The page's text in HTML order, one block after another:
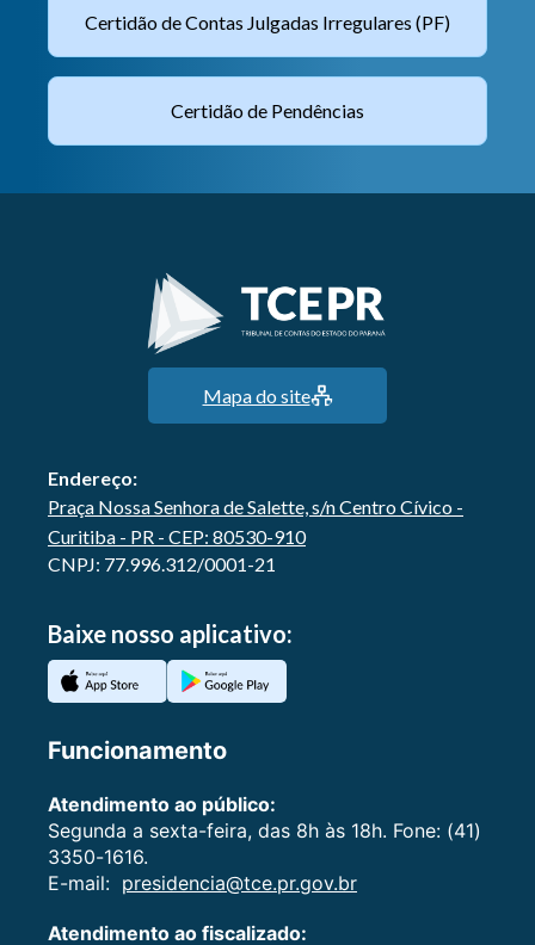
Certidão de Contas Julgadas Irregulares (PF)
Certidão de Pendências
Mapa do site
Endereço:
Praça Nossa Senhora de Salette, s/n Centro Cívico -
Curitiba - PR - CEP: 80530-910
CNPJ: 77.996.312/0001-21
Baixe nosso aplicativo:
Funcionamento
Atendimento ao público:
Segunda a sexta-feira, das 8h às 18h. Fone: (41)
3350-1616.
E-mail: presidencia@tce.pr.gov.br
Atendimento ao fiscalizado: